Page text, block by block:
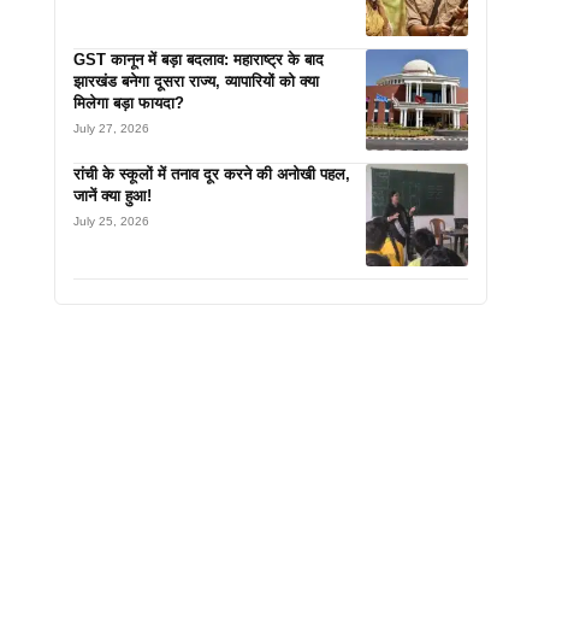
GST कानून में बड़ा बदलाव: महाराष्ट्र के बाद
झारखंड बनेगा दूसरा राज्य, व्यापारियों को क्या
मिलेगा बड़ा फायदा?
July 27, 2026
रांची के स्कूलों में तनाव दूर करने की अनोखी पहल,
जानें क्या हुआ!
July 25, 2026